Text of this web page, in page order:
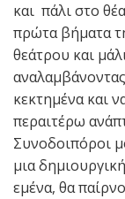
και πάλι στο
πρώτα βήματα
θεάτρου και
κεκτημένα και
περαιτέρω
Συνοδοιπόροι
μια
εμένα, θα